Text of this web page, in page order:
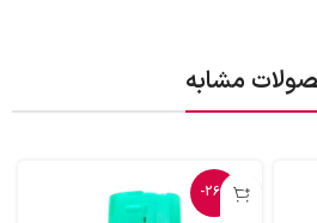
مشابه
-26%